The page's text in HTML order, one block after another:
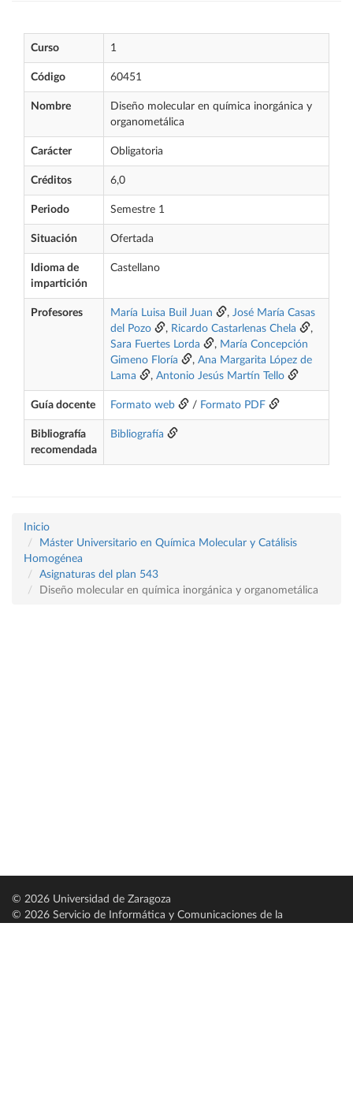
Curso 1
Código 60451
Nombre
Diseño molecular en química inorgánica y
organometálica
Carácter Obligatoria
Créditos 6,0
Periodo Semestre 1
Situación Ofertada
Idioma de
impartición
Castellano
Profesores María Luisa Buil Juan , José María Casas
del Pozo
, Ricardo Castarlenas Chela
,
Sara Fuertes Lorda
, María Concepción
Gimeno Floría
, Ana Margarita López de
Lama
, Antonio Jesús Martín Tello
Guía docente Formato web / Formato PDF
Bibliografía
recomendada
Bibliografía
Inicio
Máster Universitario en Química Molecular y Catálisis
Homogénea
Asignaturas del plan 543
Diseño molecular en química inorgánica y organometálica
© 2026 Universidad de Zaragoza
© 2026 Servicio de Informática y Comunicaciones de la